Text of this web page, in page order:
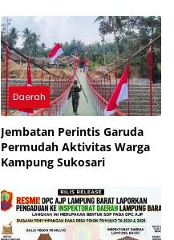
Pengelolaan Sampah
Daerah
Jembatan Perintis Garuda
Permudah Aktivitas Warga
Kampung Sukosari